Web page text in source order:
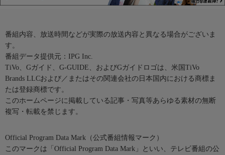
番組内容、放送時間などが実際の放送内容と異なる場合がございま
す。
番組データ提供元：IPG Inc.
TiVo、Gガイド、G-GUIDE、およびGガイドロゴは、米国TiVo
Brands LLCおよび／またはその関連会社の日本国内における商標ま
たは登録商標です。
このホームページに掲載している記事・写真等あらゆる素材の無断
複写・転載を禁じます。
Official Program Data Mark（公式番組情報マーク）
このマークは「Official Program Data Mark」といい、テレビ番組の公